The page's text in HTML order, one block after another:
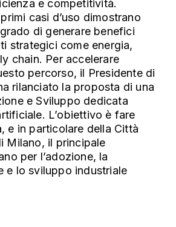
e competitività.
casi d’uso dimostrano
di generare benefici
strategici come energia,
chain. Per accelerare
percorso, il Presidente di
rilanciato la proposta di una
e Sviluppo dedicata
L’obiettivo è fare
e in particolare della Città
Milano, il principale
per l’adozione, la
e lo sviluppo industriale